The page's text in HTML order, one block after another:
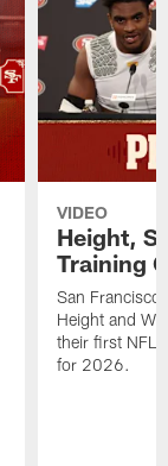
VIDEO
Height,
Training
San Francisco
Height and
their first NFL
for 2026.